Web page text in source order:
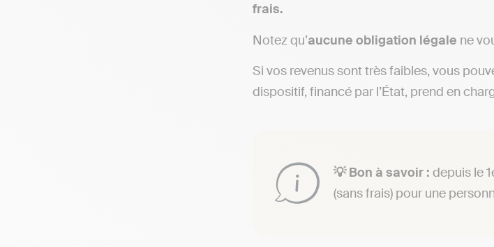
frais.
Notez qu’aucune obligation légale ne
Si vos revenus sont très faibles, vous
dispositif, financé par l’État, prend en
💡 Bon à savoir : depuis le
(sans frais) pour une